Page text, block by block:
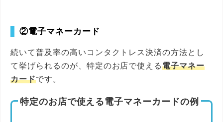
②電子マネーカード
続いて普及率の高いコンタクトレス決済の方法とし
て挙げられるのが、特定のお店で使える電子マネー
カードです。
特定のお店で使える電子マネーカードの例